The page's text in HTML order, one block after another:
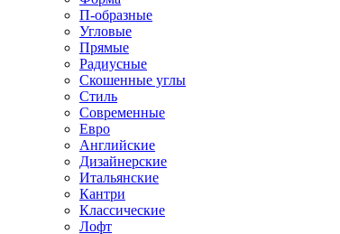
П-образные
Угловые
Прямые
Радиусные
Скошенные углы
Стиль
Современные
Евро
Английские
Дизайнерские
Итальянские
Кантри
Классические
Лофт